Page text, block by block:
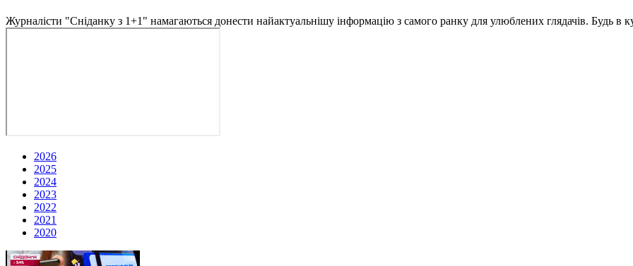
Журналісти "Сніданку з 1+1" намагаються донести найактуальнішу інформацію з самого ранку для улюблених глядачів. Будь в
2026
2025
2024
2023
2022
2021
2020